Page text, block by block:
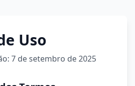
Uso
7 de setembro de 2025